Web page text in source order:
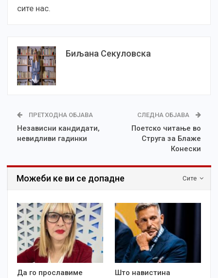
сите нас.
Биљана Секуловска
ПРЕТХОДНА ОБЈАВА
Независни кандидати,
невидливи гадинки
СЛЕДНА ОБЈАВА
Поетско читање во
Струга за Блаже
Конески
Сите
Можеби ке ви се допадне
Да го прославиме
Што навистина